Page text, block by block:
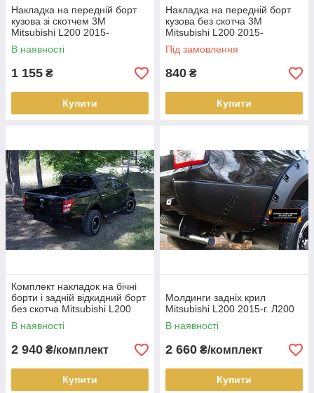
Накладка на передній борт
кузова зі скотчем 3М
Mitsubishi L200 2015-
В наявності
1 155 ₴
Купити
Накладка на передній борт
кузова без скотча 3М
Mitsubishi L200 2015-
Під замовлення
840 ₴
Купити
Комплект накладок на бічні
борти і задній відкидний борт
без скотча Mitsubishi L200
2015-
В наявності
2 940 ₴/комплект
Купити
Молдинги задніх крил
Mitsubishi L200 2015-г. Л200
В наявності
2 660 ₴/комплект
Купити